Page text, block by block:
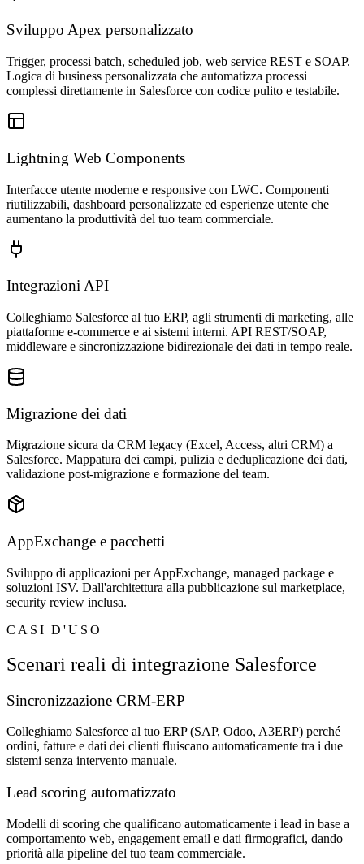
Sviluppo Apex personalizzato
Trigger, processi batch, scheduled job, web service REST e SOAP.
Logica di business personalizzata che automatizza processi
complessi direttamente in Salesforce con codice pulito e testabile.
Lightning Web Components
Interfacce utente moderne e responsive con LWC. Componenti
riutilizzabili, dashboard personalizzate ed esperienze utente che
aumentano la produttività del tuo team commerciale.
Integrazioni API
Colleghiamo Salesforce al tuo ERP, agli strumenti di marketing, alle
piattaforme e-commerce e ai sistemi interni. API REST/SOAP,
middleware e sincronizzazione bidirezionale dei dati in tempo reale.
Migrazione dei dati
Migrazione sicura da CRM legacy (Excel, Access, altri CRM) a
Salesforce. Mappatura dei campi, pulizia e deduplicazione dei dati,
validazione post-migrazione e formazione del team.
AppExchange e pacchetti
Sviluppo di applicazioni per AppExchange, managed package e
soluzioni ISV. Dall'architettura alla pubblicazione sul marketplace,
security review inclusa.
CASI D'USO
Scenari reali di integrazione Salesforce
Sincronizzazione CRM-ERP
Colleghiamo Salesforce al tuo ERP (SAP, Odoo, A3ERP) perché
ordini, fatture e dati dei clienti fluiscano automaticamente tra i due
sistemi senza intervento manuale.
Lead scoring automatizzato
Modelli di scoring che qualificano automaticamente i lead in base a
comportamento web, engagement email e dati firmografici, dando
priorità alla pipeline del tuo team commerciale.